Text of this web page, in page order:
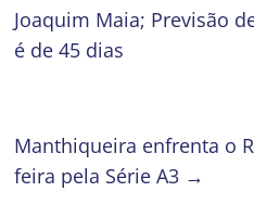
Joaquim Maia; Previsão
é de 45 dias
Manthiqueira enfrenta o
feira pela Série A3 →